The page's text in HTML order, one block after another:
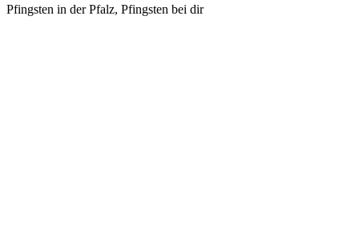
Pfingsten in der Pfalz, Pfingsten bei dir